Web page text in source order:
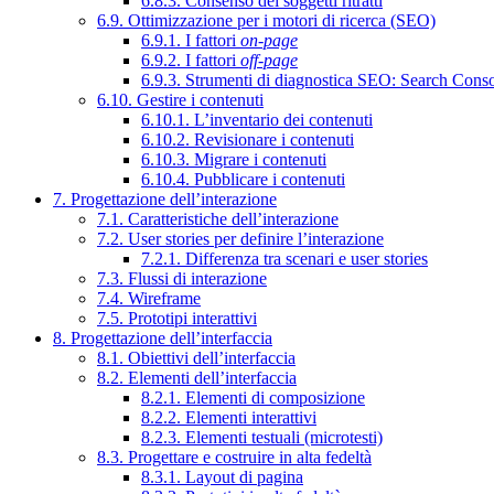
6.9. Ottimizzazione per i motori di ricerca (SEO)
6.9.1. I fattori on-page
6.9.2. I fattori off-page
6.9.3. Strumenti di diagnostica SEO: Search
6.10. Gestire i contenuti
6.10.1. L’inventario dei contenuti
6.10.2. Revisionare i contenuti
6.10.3. Migrare i contenuti
6.10.4. Pubblicare i contenuti
7. Progettazione dell’interazione
7.1. Caratteristiche dell’interazione
7.2. User stories per definire l’interazione
7.2.1. Differenza tra scenari e user stories
7.3. Flussi di interazione
7.4. Wireframe
7.5. Prototipi interattivi
8. Progettazione dell’interfaccia
8.1. Obiettivi dell’interfaccia
8.2. Elementi dell’interfaccia
8.2.1. Elementi di composizione
8.2.2. Elementi interattivi
8.2.3. Elementi testuali (microtesti)
8.3. Progettare e costruire in alta fedeltà
8.3.1. Layout di pagina